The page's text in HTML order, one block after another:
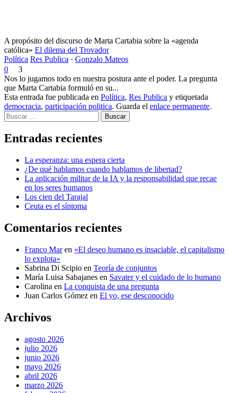
A propósito del discurso de Marta Cartabia sobre la «agenda
católica» El dilema del Trovador
Política Res Publica · Gonzalo Mateos
0
3
Nos lo jugamos todo en nuestra postura ante el poder. La pregunta
que Marta Cartabia formuló en su...
Esta entrada fue publicada en Política, Res Publica y etiquetada
democracia, participación politica. Guarda el enlace permanente.
Buscar
Entradas recientes
La esperanza: una espera cierta
¿De qué hablamos cuando hablamos de libertad?
La aplicación militar de la IA y la responsabilidad que recae
en los seres humanos
Los cien del Tarajal
Ceuta es el síntoma
Comentarios recientes
Franco Maren «El deseo humano es insaciable, el capitalismo
lo explota»
Sabrina Di Scipio en Teoría de conjuntos
María Luisa Sabajanes en Savater y el cuidado de lo humano
Carolina en La conquista de una pregunta
Juan Carlos Gómez en El yo, ese desconocido
Archivos
agosto 2026
julio 2026
junio 2026
mayo 2026
abril 2026
marzo 2026